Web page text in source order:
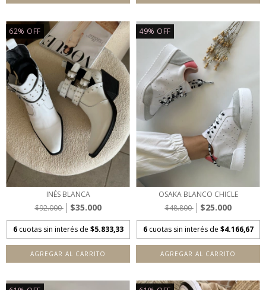
62% OFF
INÉS BLANCA
$92.000
$35.000
6 cuotas sin interés de $5.833,33
AGREGAR AL CARRITO
49% OFF
OSAKA BLANCO CHICLE
$48.800
$25.000
6 cuotas sin interés de $4.166,67
AGREGAR AL CARRITO